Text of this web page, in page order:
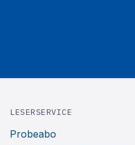
LESERSERVICE
Probeabo